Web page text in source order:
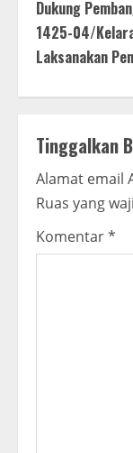
t
i
n
u
e
R
e
Dukung
1425-04/
Laksanakan
Tinggalkan
Alamat email
Ruas yang
Komentar*